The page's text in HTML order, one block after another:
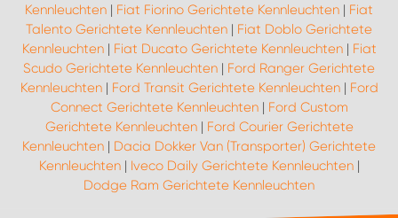
Kennleuchten | Fiat Fiorino Gerichtete Kennleuchten | Fiat
Talento Gerichtete Kennleuchten | Fiat Doblo Gerichtete
Kennleuchten| Fiat Ducato Gerichtete Kennleuchten| Fiat
Scudo Gerichtete Kennleuchten | Ford Ranger Gerichtete
Kennleuchten| Ford Transit Gerichtete Kennleuchten| Ford
Connect Gerichtete Kennleuchten| Ford Custom
Gerichtete Kennleuchten| Ford Courier Gerichtete
Kennleuchten | Dacia Dokker Van (Transporter) Gerichtete
Kennleuchten| Iveco Daily Gerichtete Kennleuchten|
Dodge Ram Gerichtete Kennleuchten